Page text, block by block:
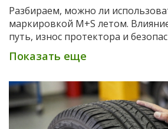
Разбираем, можно ли
маркировкой M+S летом.
путь, износ протектора и
высоких температурах.
Показать еще